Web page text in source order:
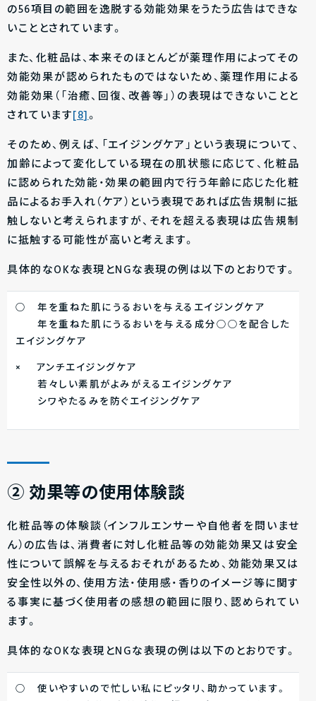
の56項目の範囲を逸脱する効能効果をうたう広告はできな
いこととされています。
また、化粧品は、本来そのほとんどが薬理作用によってその
効能効果が認められたものではないため、薬理作用による
効能効果（「治癒、回復、改善等」）の表現はできないことと
されています[8]。
そのため、例えば、「エイジングケア」という表現について、
加齢によって変化している現在の肌状態に応じて、化粧品
に認められた効能・効果の範囲内で行う年齢に応じた化粧
品によるお手入れ（ケア）という表現であれば広告規制に抵
触しないと考えられますが、それを超える表現は広告規制
に抵触する可能性が高いと考えます。
具体的なOKな表現とNGな表現の例は以下のとおりです。
○ 年を重ねた肌にうるおいを与えるエイジングケア
年を重ねた肌にうるおいを与える成分○○を配合した
エイジングケア
× アンチエイジングケア
若々しい素肌がよみがえるエイジングケア
シワやたるみを防ぐエイジングケア
② 効果等の使用体験談
化粧品等の体験談（インフルエンサーや自他者を問いませ
ん）の広告は、消費者に対し化粧品等の効能効果又は安全
性について誤解を与えるおそれがあるため、効能効果又は
安全性以外の、使用方法・使用感・香りのイメージ等に関す
る事実に基づく使用者の感想の範囲に限り、認められてい
ます。
具体的なOKな表現とNGな表現の例は以下のとおりです。
○ 使いやすいので忙しい私にピッタリ、助かっています。